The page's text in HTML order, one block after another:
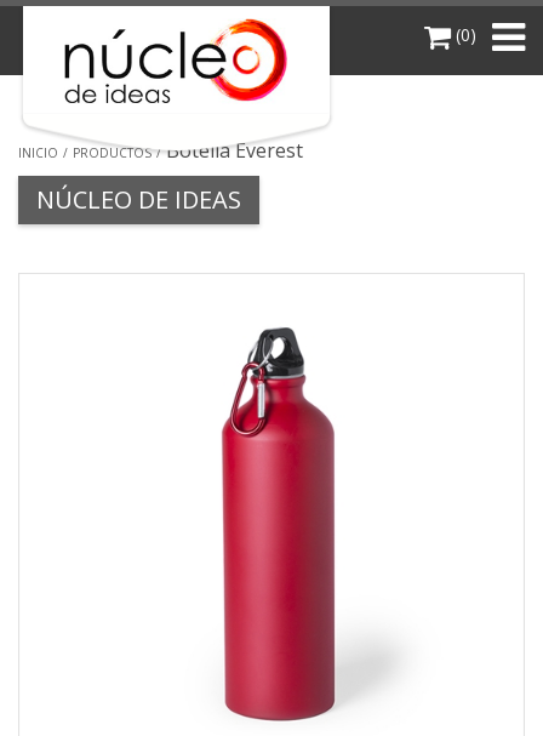
(0)
INICIO PRODUCTOS Botella Everest
NÚCLEO DE IDEAS